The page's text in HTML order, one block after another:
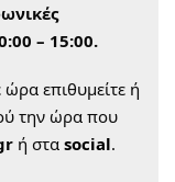
– 15:00.
επιθυμείτε ή
την ώρα που
ή στα social.